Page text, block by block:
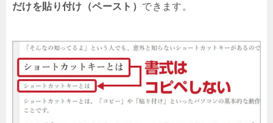
だけを貼り付け（ペースト） できます。